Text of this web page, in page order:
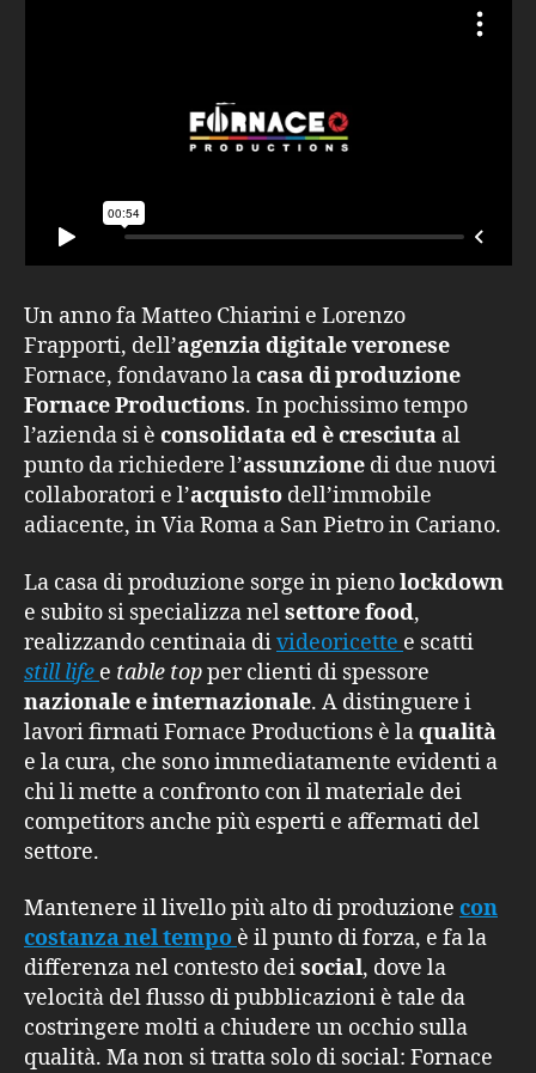
Un anno fa Matteo Chiarini e Lorenzo
Frapporti, dell’agenzia digitale veronese
Fornace, fondavano lacasa di produzione
Fornace Productions. In pochissimo tempo
l’azienda si è consolidata ed è cresciuta al
punto da richiedere l’assunzione di due nuovi
collaboratori e l’acquisto dell’immobile
adiacente, in Via Roma a San Pietro in Cariano.
La casa di produzione sorge in pienolockdown
e subito si specializza nelsettore food,
realizzando centinaia divideoricette e scatti
still life e table topper clienti di spessore
nazionale e internazionale. A distinguere i
lavori firmati Fornace Productions è laqualità
e la cura, che sono immediatamente evidenti a
chi li mette a confronto con il materiale dei
competitors anche più esperti e affermati del
settore.
Mantenere il livello più alto di produzione con
costanza nel tempo è il punto di forza, e fa la
differenza nel contesto deisocial, dove la
velocità del flusso di pubblicazioni è tale da
costringere molti a chiudere un occhio sulla
qualità. Ma non si tratta solo di social: Fornace